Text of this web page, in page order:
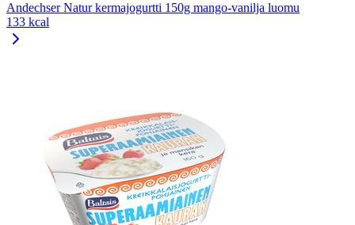
Andechser Natur kermajogurtti 150g mango-vanilja luomu
133 kcal